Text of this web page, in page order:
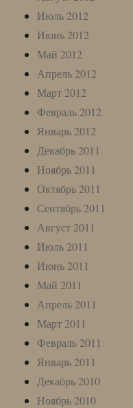
Июль 2012
Июнь 2012
Май 2012
Апрель 2012
Март 2012
Февраль 2012
Январь 2012
Декабрь 2011
Ноябрь 2011
Октябрь 2011
Сентябрь 2011
Август 2011
Июль 2011
Июнь 2011
Май 2011
Апрель 2011
Март 2011
Февраль 2011
Январь 2011
Декабрь 2010
Ноябрь 2010